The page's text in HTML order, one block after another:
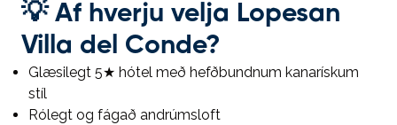
💡 Af hverju velja Lopesan
Villa del Conde?
Glæsilegt 5★ hótel með hefðbundnum kanarískum
stíl
Rólegt og fágað andrúmsloft